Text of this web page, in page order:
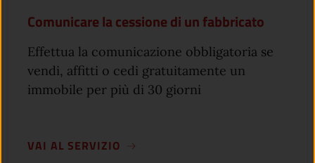
Comunicare la cessione di un fabbricato
Effettua la comunicazione obbligatoria se
vendi, affitti o cedi gratuitamente un
immobile per più di 30 giorni
VAI AL SERVIZIO